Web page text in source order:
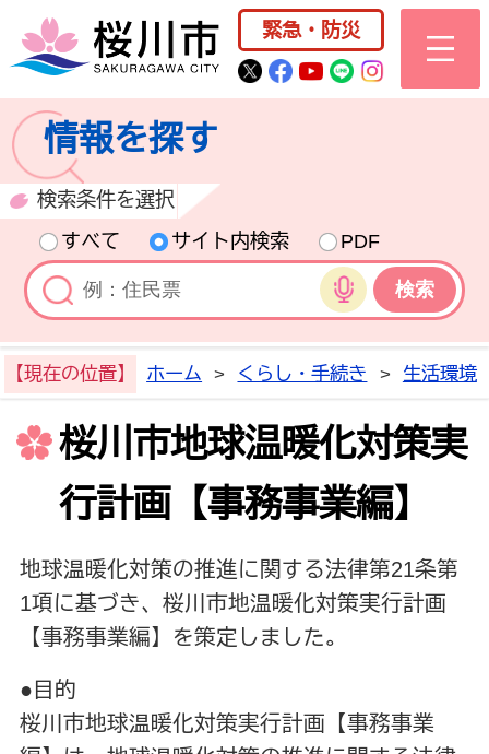
桜川市公式ホー
緊急・防災
桜川市公式Twitter
桜川市公式
桜川市公式
桜川市公式
情報を探す
検索条件を選択
すべて
サイト内検索
PDF
音声検索
【現在の位置】 ホーム > くらし・手続き > 生活環境
桜川市地球温暖化対策実
行計画【事務事業編】
地球温暖化対策の推進に関する法律第21条第
1項に基づき、桜川市地温暖化対策実行計画
【事務事業編】を策定しました。
●目的
桜川市地球温暖化対策実行計画【事務事業